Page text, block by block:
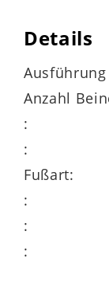
Maße
ca. 119 x 80
Highlights
Details
Ausführung
Anzahl
:
:
Fußart:
:
:
: